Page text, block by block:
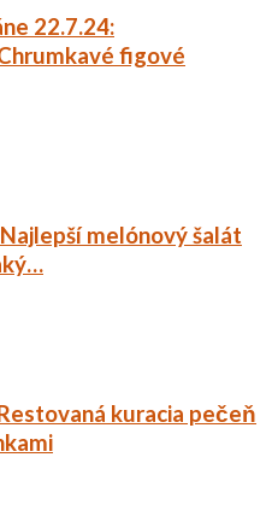
22.7.24:
figové
Najlepší melónový šalát
kuracia pečeň